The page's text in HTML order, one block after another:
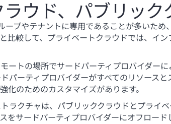
ウド、パブリッ
ープやテナントに専用であることが多いた
比較して、プライベートクラウドでは、イ
ートの場所でサードパーティプロバイダー
パーティプロバイダーがすべてのリソース
化のためのカスタマイズがあります。
ラクチャは、パブリッククラウドとプライ
をサードパーティプロバイダーにオフロー